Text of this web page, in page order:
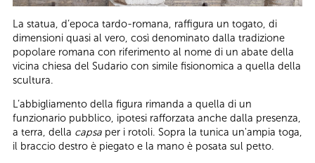
La statua, d’epoca tardo-romana, raffigura un togato, di
dimensioni quasi al vero, così denominato dalla tradizione
popolare romana con riferimento al nome di un abate della
vicina chiesa del Sudario con simile fisionomica a quella della
scultura.
L’abbigliamento della figura rimanda a quella di un
funzionario pubblico, ipotesi rafforzata anche dalla presenza,
a terra, della capsa per i rotoli. Sopra la tunica un'ampia toga,
il braccio destro è piegato e la mano è posata sul petto.